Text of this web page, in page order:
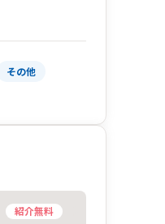
その他
紹介無料